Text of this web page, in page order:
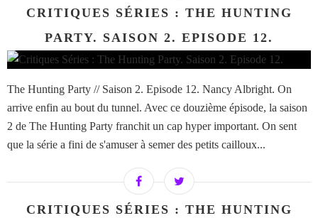
CRITIQUES SÉRIES : THE HUNTING
PARTY. SAISON 2. EPISODE 12.
The Hunting Party // Saison 2. Episode 12. Nancy Albright. On
arrive enfin au bout du tunnel. Avec ce douzième épisode, la saison
2 de The Hunting Party franchit un cap hyper important. On sent
que la série a fini de s'amuser à semer des petits cailloux...
CRITIQUES SÉRIES : THE HUNTING